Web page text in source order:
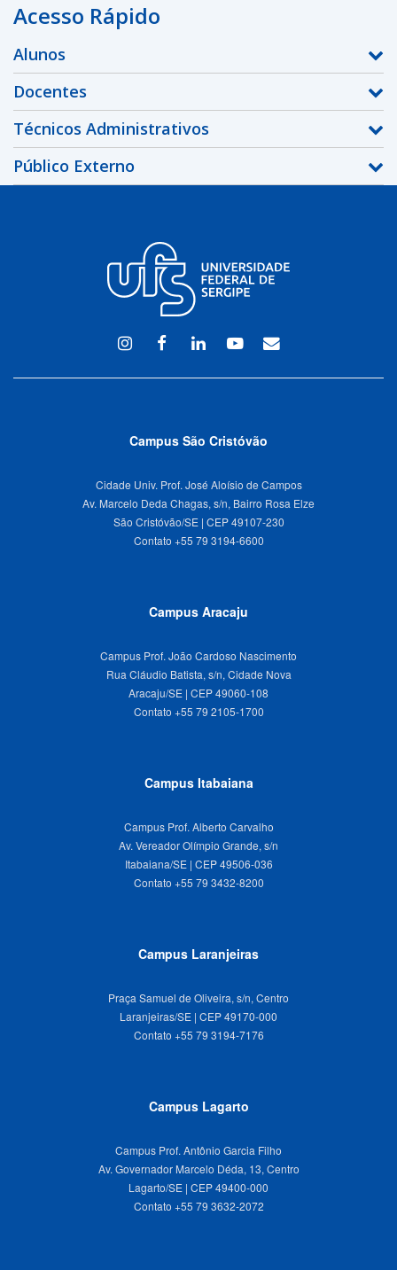
Acesso Rápido
Alunos
Docentes
Técnicos Administrativos
Público Externo
InstagramFacebook
LinkedinYoutubeWEBMAIL
Campus São Cristóvão
Cidade Univ. Prof. José Aloísio de Campos
Av. Marcelo Deda Chagas, s/n, Bairro Rosa Elze
São Cristóvão/SE | CEP 49107-230
Campus Aracaju
Campus Prof. João Cardoso Nascimento
Rua Cláudio Batista, s/n, Cidade Nova
Aracaju/SE | CEP 49060-108
Campus Itabaiana
Campus Prof. Alberto Carvalho
Av. Vereador Olímpio Grande, s/n
Itabaiana/SE | CEP 49506-036
Campus Laranjeiras
Praça Samuel de Oliveira, s/n, Centro
Laranjeiras/SE | CEP 49170-000
Campus Lagarto
Campus Prof. Antônio Garcia Filho
Av. Governador Marcelo Déda, 13, Centro
Lagarto/SE | CEP 49400-000